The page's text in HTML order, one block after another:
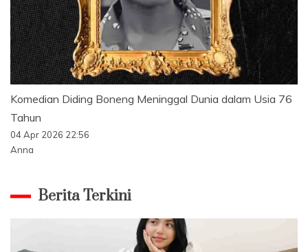
Komedian Diding Boneng Meninggal Dunia dalam Usia 76
Tahun
04 Apr 2026 22:56
Anna
Berita Terkini